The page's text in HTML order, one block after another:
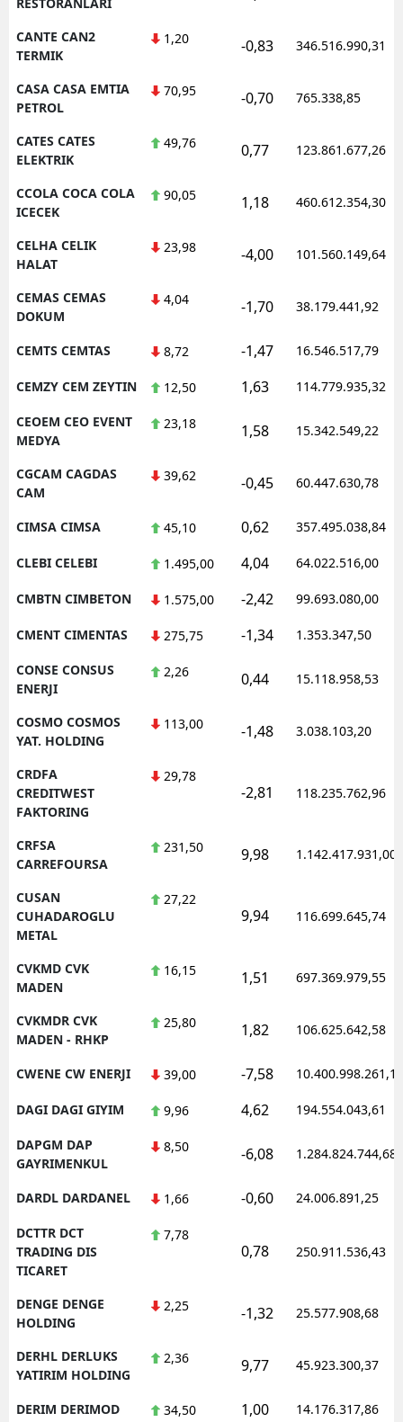
CANTE CAN2
TERMIK
1,20 -0,83 346.516.990,31
CASA CASA EMTIA
PETROL
70,95 -0,70 765.338,85
CATES CATES
ELEKTRIK
49,76 0,77 123.861.677,26
CCOLA COCA COLA
ICECEK
90,05 1,18 460.612.354,30
CELHA CELIK
HALAT
23,98 -4,00 101.560.149,64
CEMAS CEMAS
DOKUM
4,04 -1,70 38.179.441,92
CEMTS CEMTAS 8,72 -1,47 16.546.517,79
CEMZY CEM ZEYTIN 12,50 1,63 114.779.935,32
CEOEM CEO EVENT
MEDYA
23,18 1,58 15.342.549,22
CGCAM CAGDAS
CAM
39,62 -0,45 60.447.630,78
CIMSA CIMSA 45,10 0,62 357.495.038,84
CLEBI CELEBI 1.495,00 4,04 64.022.516,00
CMBTN CIMBETON 1.575,00 -2,42 99.693.080,00
CMENT CIMENTAS 275,75 -1,34 1.353.347,50
CONSE CONSUS
ENERJI
2,26 0,44 15.118.958,53
COSMO COSMOS
YAT. HOLDING
113,00 -1,48 3.038.103,20
CRDFA
CREDITWEST
FAKTORING
29,78
-2,81 118.235.762,96
CRFSA
CARREFOURSA
231,50 9,98 1.142.417.931,00
CUSAN
CUHADAROGLU
METAL
27,22
9,94 116.699.645,74
CVKMD CVK
MADEN
16,15 1,51 697.369.979,55
CVKMDR CVK
MADEN - RHKP
25,80 1,82 106.625.642,58
CWENE CW ENERJI 39,00 -7,58 10.400.998.261,10
DAGI DAGI GIYIM 9,96 4,62 194.554.043,61
DAPGM DAP
GAYRIMENKUL
8,50 -6,08 1.284.824.744,68
DARDL DARDANEL 1,66 -0,60 24.006.891,25
DCTTR DCT
TRADING DIS
TICARET
7,78
0,78 250.911.536,43
DENGE DENGE
HOLDING
2,25 -1,32 25.577.908,68
DERHL DERLUKS
YATIRIM HOLDING
2,36 9,77 45.923.300,37
DERIM DERIMOD 34,50 1,00 14.176.317,86